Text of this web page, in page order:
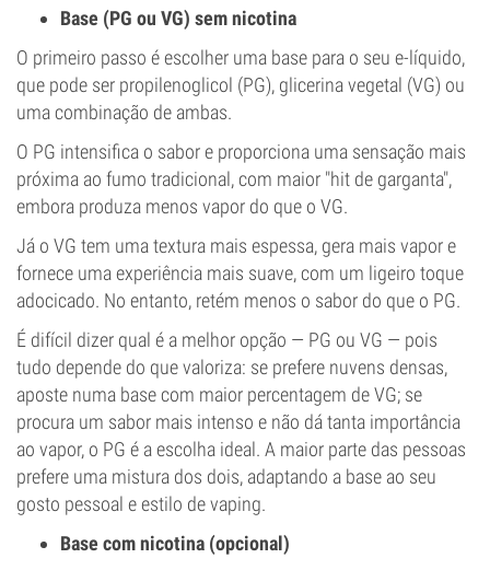
Base (PG ou VG) sem nicotina
O primeiro passo é escolher uma base para o seu e-líquido,
que pode ser propilenoglicol (PG), glicerina vegetal (VG) ou
uma combinação de ambas.
O PG intensifica o sabor e proporciona uma sensação mais
próxima ao fumo tradicional, com maior "hit de garganta",
embora produza menos vapor do que o VG.
Já o VG tem uma textura mais espessa, gera mais vapor e
fornece uma experiência mais suave, com um ligeiro toque
adocicado. No entanto, retém menos o sabor do que o PG.
É difícil dizer qual é a melhor opção — PG ou VG — pois
tudo depende do que valoriza: se prefere nuvens densas,
aposte numa base com maior percentagem de VG; se
procura um sabor mais intenso e não dá tanta importância
ao vapor, o PG é a escolha ideal. A maior parte das pessoas
prefere uma mistura dos dois, adaptando a base ao seu
gosto pessoal e estilo de vaping.
Base com nicotina (opcional)